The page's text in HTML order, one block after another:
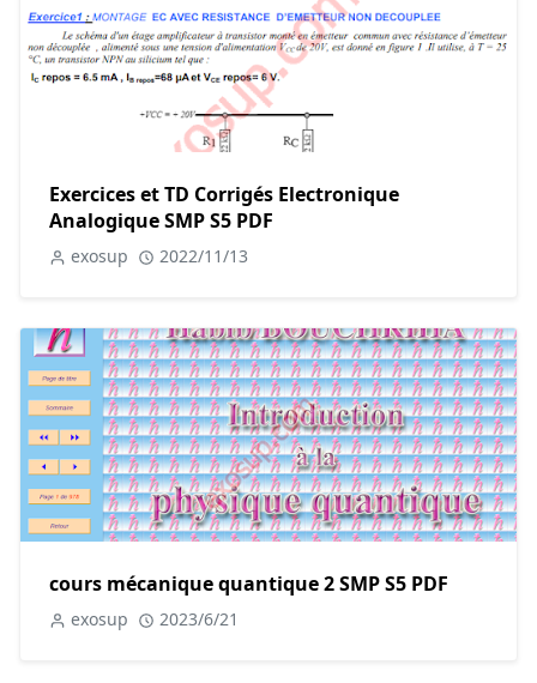
Exercices et TD Corrigés Electronique
Analogique SMP S5 PDF
exosup 2022/11/13
cours mécanique quantique 2 SMP S5 PDF
exosup 2023/6/21